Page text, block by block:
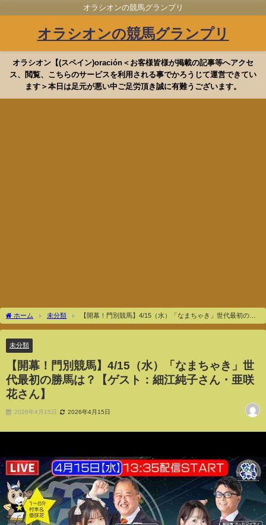
オラシオンの競馬グランプリ
オラシオンの競馬グランプリ
オラシオン【(スペイン)oración＜お客様皆様が掲載の記事等へアクセ
ス、閲覧、こちらのサービスを利用される事でかろうじて運営できてい
ます＞本日は足元が悪い中ご足労頂き誠に有難うございます。
ホーム 未分類
【開幕！門別競馬】4/15（水）「なまちゃき」世代最初の勝
馬は？【ゲスト：細江純子さん・亜咲花さん】
未分類
【開幕！門別競馬】4/15（水）「なまちゃき」世
代最初の勝馬は？【ゲスト：細江純子さん・亜咲
花さん】
2026年4月15日 2026年4月15日